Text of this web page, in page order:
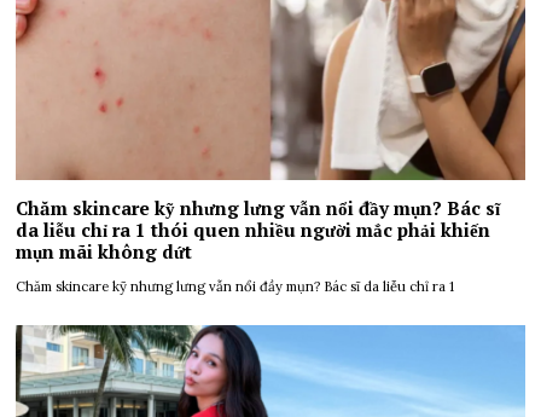
Chăm skincare kỹ nhưng lưng vẫn nổi đầy mụn? Bác sĩ
da liễu chỉ ra 1 thói quen nhiều người mắc phải khiến
mụn mãi không dứt
Chăm skincare kỹ nhưng lưng vẫn nổi đầy mụn? Bác sĩ da liễu chỉ ra 1